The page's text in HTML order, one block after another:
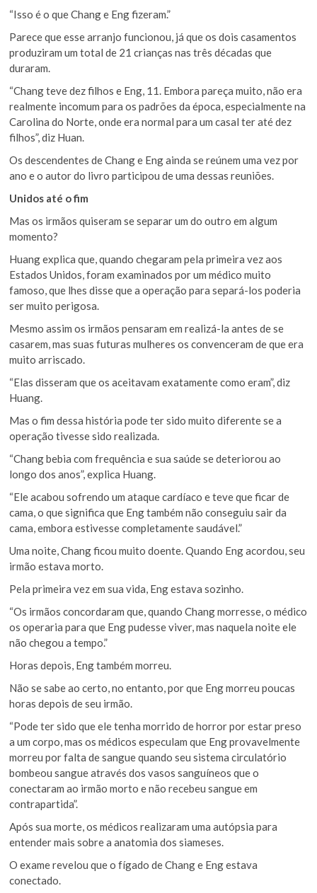
“Isso é o que Chang e Eng fizeram.”
Parece que esse arranjo funcionou, já que os dois casamentos
produziram um total de 21 crianças nas três décadas que
duraram.
“Chang teve dez filhos e Eng, 11. Embora pareça muito, não era
realmente incomum para os padrões da época, especialmente na
Carolina do Norte, onde era normal para um casal ter até dez
filhos”, diz Huan.
Os descendentes de Chang e Eng ainda se reúnem uma vez por
ano e o autor do livro participou de uma dessas reuniões.
Unidos até o fim
Mas os irmãos quiseram se separar um do outro em algum
momento?
Huang explica que, quando chegaram pela primeira vez aos
Estados Unidos, foram examinados por um médico muito
famoso, que lhes disse que a operação para separá-los poderia
ser muito perigosa.
Mesmo assim os irmãos pensaram em realizá-la antes de se
casarem, mas suas futuras mulheres os convenceram de que era
muito arriscado.
“Elas disseram que os aceitavam exatamente como eram”, diz
Huang.
Mas o fim dessa história pode ter sido muito diferente se a
operação tivesse sido realizada.
“Chang bebia com frequência e sua saúde se deteriorou ao
longo dos anos”, explica Huang.
“Ele acabou sofrendo um ataque cardíaco e teve que ficar de
cama, o que significa que Eng também não conseguiu sair da
cama, embora estivesse completamente saudável.”
Uma noite, Chang ficou muito doente. Quando Eng acordou, seu
irmão estava morto.
Pela primeira vez em sua vida, Eng estava sozinho.
“Os irmãos concordaram que, quando Chang morresse, o médico
os operaria para que Eng pudesse viver, mas naquela noite ele
não chegou a tempo.”
Horas depois, Eng também morreu.
Não se sabe ao certo, no entanto, por que Eng morreu poucas
horas depois de seu irmão.
“Pode ter sido que ele tenha morrido de horror por estar preso
a um corpo, mas os médicos especulam que Eng provavelmente
morreu por falta de sangue quando seu sistema circulatório
bombeou sangue através dos vasos sanguíneos que o
conectaram ao irmão morto e não recebeu sangue em
contrapartida”.
Após sua morte, os médicos realizaram uma autópsia para
entender mais sobre a anatomia dos siameses.
O exame revelou que o fígado de Chang e Eng estava
conectado.